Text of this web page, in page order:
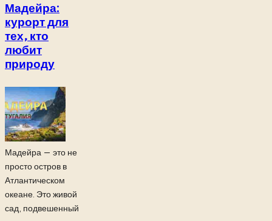
Мадейра:
курорт для
тех, кто
любит
природу
Мадейра — это не
просто остров в
Атлантическом
океане. Это живой
сад, подвешенный